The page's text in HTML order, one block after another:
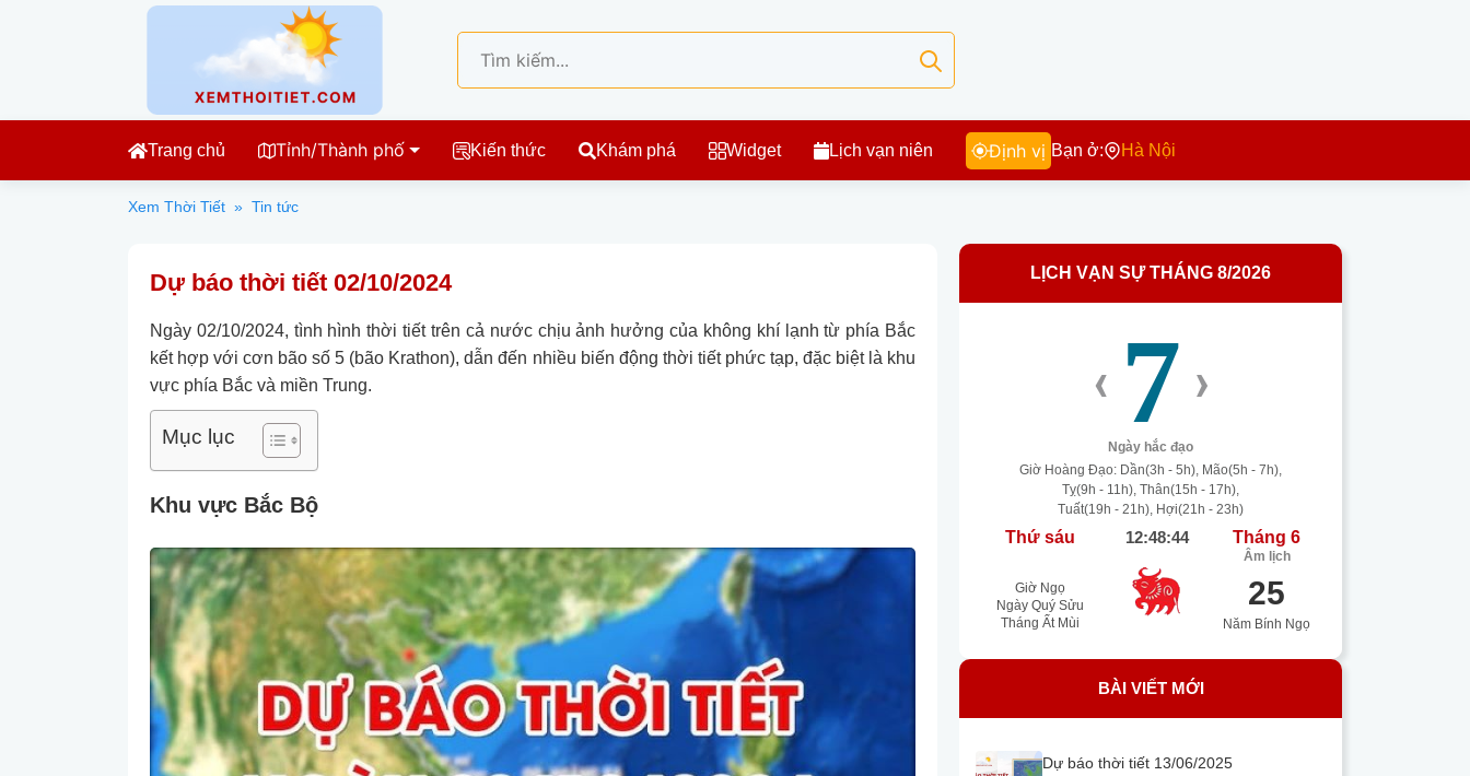
Trang chủ Tỉnh/Thành phố Kiến thức Khám phá Widget Lịch vạn niên Định vị Bạn ở: Hà Nội
Xem Thời Tiết » Tin tức
Dự báo thời tiết 02/10/2024
Ngày 02/10/2024, tình hình thời tiết trên cả nước chịu ảnh hưởng của không khí lạnh từ phía Bắc
kết hợp với cơn bão số 5 (bão Krathon), dẫn đến nhiều biến động thời tiết phức tạp, đặc biệt là khu
vực phía Bắc và miền Trung.
Mục lục
Khu vực Bắc Bộ
LỊCH VẠN SỰ THÁNG 8/2026
‹ 7 ›
Ngày hắc đạo
Giờ Hoàng Đạo: Dần(3h - 5h), Mão(5h - 7h),
Tỵ(9h - 11h), Thân(15h - 17h),
Tuất(19h - 21h), Hợi(21h - 23h)
Thứ sáu 12:48:45 Tháng 6
Âm lịch
Giờ Ngọ
Ngày Quý Sửu
Tháng Ất Mùi
25
Năm Bính Ngọ
BÀI VIẾT MỚI
Dự báo thời tiết 13/06/2025